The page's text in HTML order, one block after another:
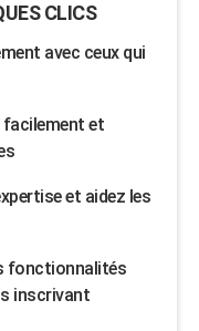
CLICS
avec ceux qui
et
et aidez les
fonctionnalités
inscrivant